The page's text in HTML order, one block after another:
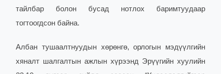
тайлбар болон бусад нотлох баримтуудаар
тогтоогдсон байна.
Албан тушаалтнуудын хөрөнгө, орлогын мэдүүлгийн
хяналт шалгалтын ажлын хүрээнд Эрүүгийн хуулийн